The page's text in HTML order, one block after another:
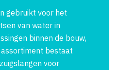
gebruikt voor het
van water in
binnen de bouw,
bestaat
voor